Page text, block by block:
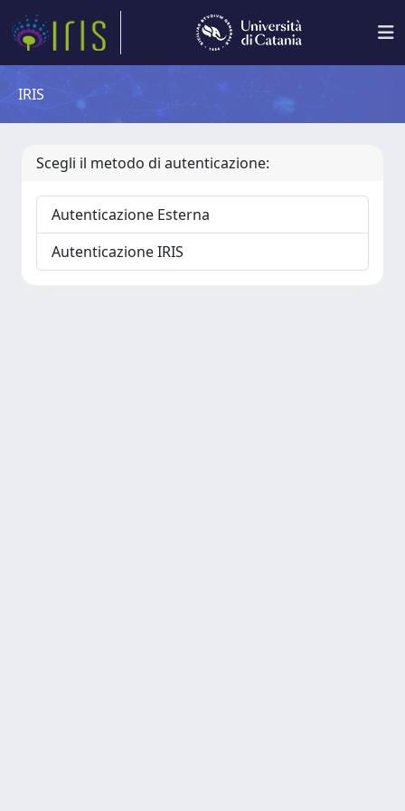
IRIS
Scegli il metodo di autenticazione:
Autenticazione Esterna
Autenticazione IRIS